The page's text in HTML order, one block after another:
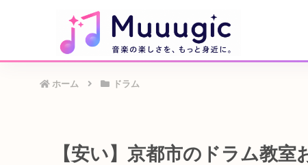
ホーム ドラム
【安い】京都市のドラム教